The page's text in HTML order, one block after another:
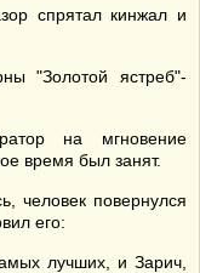
спрятал кинжал и
"Золотой ястреб"-
на мгновение
время был занят.
человек повернулся
его:
лучших, и Зарич,